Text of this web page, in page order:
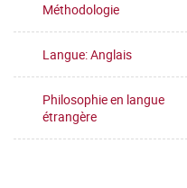
Méthodologie
Langue: Anglais
Philosophie en langue
étrangère